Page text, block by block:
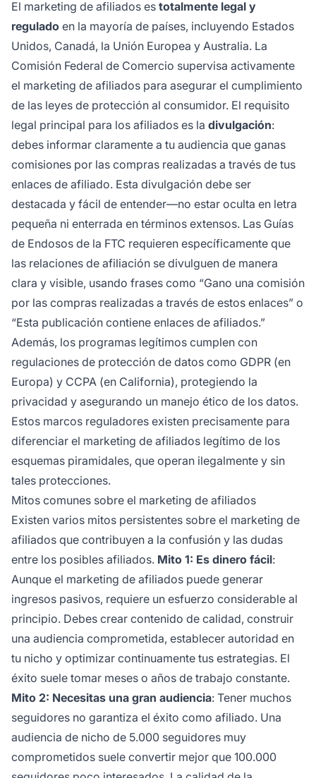
El marketing de afiliados es totalmente legal y
regulado en la mayoría de países, incluyendo Estados
Unidos, Canadá, la Unión Europea y Australia. La
Comisión Federal de Comercio supervisa activamente
el marketing de afiliados para asegurar el cumplimiento
de las leyes de protección al consumidor. El requisito
legal principal para los afiliados es la divulgación:
debes informar claramente a tu audiencia que ganas
comisiones por las compras realizadas a través de tus
enlaces de afiliado. Esta divulgación debe ser
destacada y fácil de entender—no estar oculta en letra
pequeña ni enterrada en términos extensos. Las Guías
de Endosos de la FTC requieren específicamente que
las relaciones de afiliación se divulguen de manera
clara y visible, usando frases como “Gano una comisión
por las compras realizadas a través de estos enlaces” o
“Esta publicación contiene enlaces de afiliados.”
Además, los programas legítimos cumplen con
regulaciones de protección de datos como GDPR (en
Europa) y CCPA (en California), protegiendo la
privacidad y asegurando un manejo ético de los datos.
Estos marcos reguladores existen precisamente para
diferenciar el marketing de afiliados legítimo de los
esquemas piramidales, que operan ilegalmente y sin
tales protecciones.
Mitos comunes sobre el marketing de afiliados
Existen varios mitos persistentes sobre el marketing de
afiliados que contribuyen a la confusión y las dudas
entre los posibles afiliados. Mito 1: Es dinero fácil:
Aunque el marketing de afiliados puede generar
ingresos pasivos, requiere un esfuerzo considerable al
principio. Debes crear contenido de calidad, construir
una audiencia comprometida, establecer autoridad en
tu nicho y optimizar continuamente tus estrategias. El
éxito suele tomar meses o años de trabajo constante.
Mito 2: Necesitas una gran audiencia: Tener muchos
seguidores no garantiza el éxito como afiliado. Una
audiencia de nicho de 5.000 seguidores muy
comprometidos suele convertir mejor que 100.000